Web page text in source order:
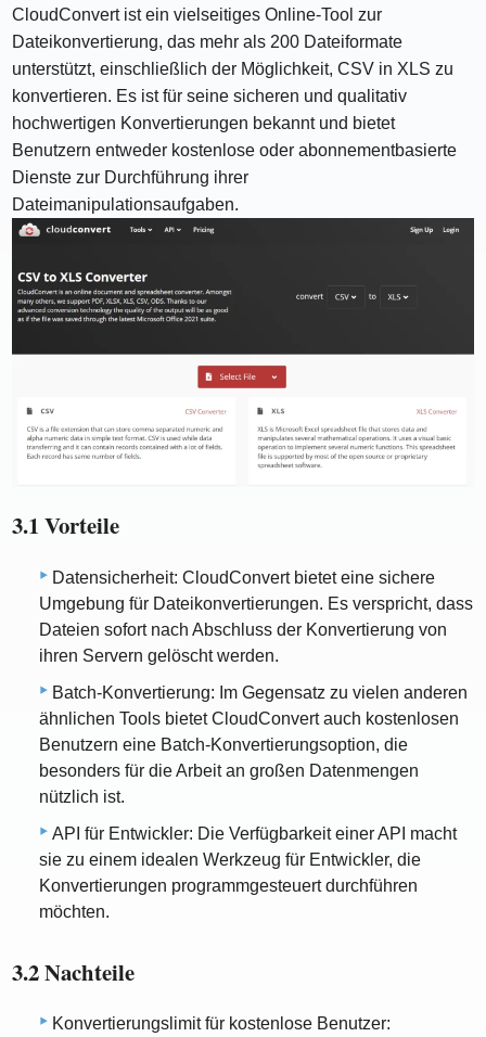
CloudConvert ist ein vielseitiges Online-Tool zur
Dateikonvertierung, das mehr als 200 Dateiformate
unterstützt, einschließlich der Möglichkeit, CSV in XLS zu
konvertieren. Es ist für seine sicheren und qualitativ
hochwertigen Konvertierungen bekannt und bietet
Benutzern entweder kostenlose oder abonnementbasierte
Dienste zur Durchführung ihrer
Dateimanipulationsaufgaben.
3.1 Vorteile
Datensicherheit: CloudConvert bietet eine sichere
Umgebung für Dateikonvertierungen. Es verspricht, dass
Dateien sofort nach Abschluss der Konvertierung von
ihren Servern gelöscht werden.
Batch-Konvertierung: Im Gegensatz zu vielen anderen
ähnlichen Tools bietet CloudConvert auch kostenlosen
Benutzern eine Batch-Konvertierungsoption, die
besonders für die Arbeit an großen Datenmengen
nützlich ist.
API für Entwickler: Die Verfügbarkeit einer API macht
sie zu einem idealen Werkzeug für Entwickler, die
Konvertierungen programmgesteuert durchführen
möchten.
3.2 Nachteile
Konvertierungslimit für kostenlose Benutzer: